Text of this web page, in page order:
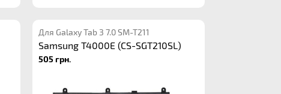
Для Galaxy Tab 3 7.0 SM-T211
Samsung T4000E (CS-SGT210SL)
505 грн.